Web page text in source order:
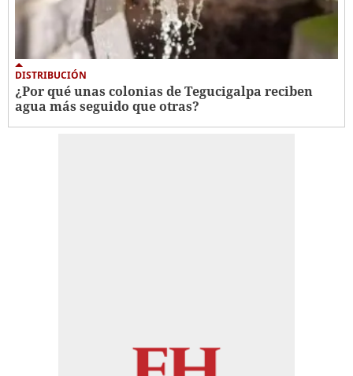
DISTRIBUCIÓN
¿Por qué unas colonias de Tegucigalpa reciben
agua más seguido que otras?